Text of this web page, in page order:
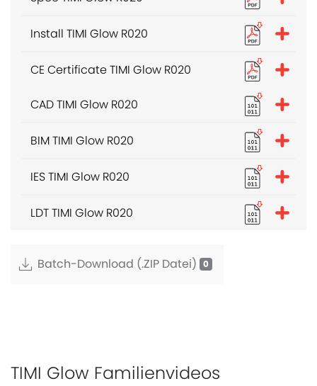
Install TIMI Glow R020
CE Certificate TIMI Glow R020
CAD TIMI Glow R020
BIM TIMI Glow R020
IES TIMI Glow R020
LDT TIMI Glow R020
Batch-Download (.ZIP Datei)
TIMI Glow Familienvideos